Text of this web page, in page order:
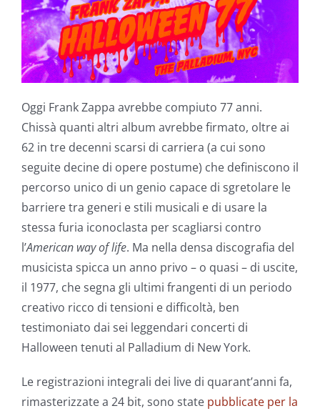
Oggi Frank Zappa avrebbe compiuto 77 anni.
Chissà quanti altri album avrebbe firmato, oltre ai
62 in tre decenni scarsi di carriera (a cui sono
seguite decine di opere postume) che definiscono il
percorso unico di un genio capace di sgretolare le
barriere tra generi e stili musicali e di usare la
stessa furia iconoclasta per scagliarsi contro
l’American way of life. Ma nella densa discografia del
musicista spicca un anno privo – o quasi – di uscite,
il 1977, che segna gli ultimi frangenti di un periodo
creativo ricco di tensioni e difficoltà, ben
testimoniato dai sei leggendari concerti di
Halloween tenuti al Palladium di New York.
Le registrazioni integrali dei live di quarant’anni fa,
rimasterizzate a 24 bit, sono state pubblicate per la